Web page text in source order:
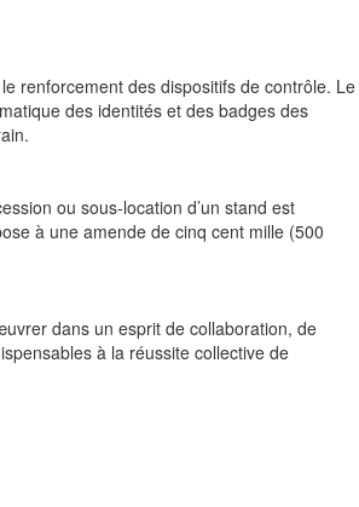
renforcement des dispositifs de contrôle. Le
des identités et des badges des
ou sous-location d’un stand est
à une amende de cinq cent mille (500
dans un esprit de collaboration, de
à la réussite collective de